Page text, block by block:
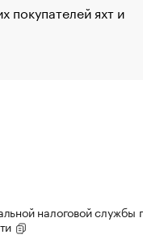
покупателей яхт и
налоговой службы